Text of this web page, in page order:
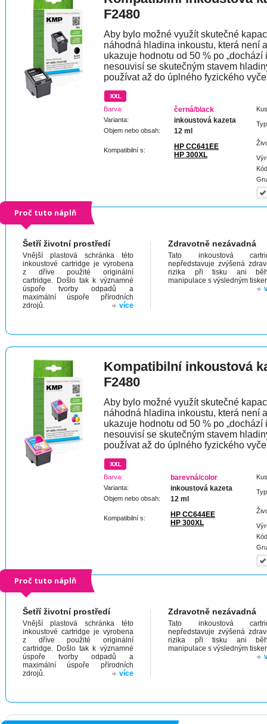
F2480
Aby bylo možné využít skutečné
náhodná hladina inkoustu, která není
ukazuje hodnotu od 50 % po
nesouvisí se skutečným stavem
používat až do úplného fyzického
Barva: černá/black
Varianta: inkoustová kazeta
Objem nebo obsah: 12 ml
Kompatibilní s:
HP CC641EE
HP 300XL
Proč tuto náplň
Šetří životní prostředí
Vnější plastová schránka této
inkoustové cartridge je vyrobena
z dříve použité originální
cartridge. Došlo tak k významné
úspoře tvorby odpadů a
maximální úspoře přírodních
zdrojů.
více
Zdravotně nezávadná
Tato inkoustová
nepředstavuje zvýšená
rizika při tisku ani
manipulace s výsledným
Kompatibilní inkoustová
F2480
Aby bylo možné využít skutečné
náhodná hladina inkoustu, která není
ukazuje hodnotu od 50 % po
nesouvisí se skutečným stavem
používat až do úplného fyzického
Barva: barevná/color
Varianta: inkoustová kazeta
Objem nebo obsah: 12 ml
Kompatibilní s:
HP CC644EE
HP 300XL
Proč tuto náplň
Šetří životní prostředí
Vnější plastová schránka této
inkoustové cartridge je vyrobena
z dříve použité originální
cartridge. Došlo tak k významné
úspoře tvorby odpadů a
maximální úspoře přírodních
zdrojů.
více
Zdravotně nezávadná
Tato inkoustová
nepředstavuje zvýšená
rizika při tisku ani
manipulace s výsledným